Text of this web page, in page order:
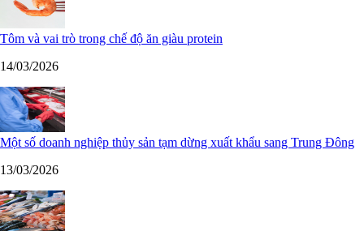
Tôm và vai trò trong chế độ ăn giàu protein
14/03/2026
Một số doanh nghiệp thủy sản tạm dừng xuất khẩu sang Trung Đông
13/03/2026